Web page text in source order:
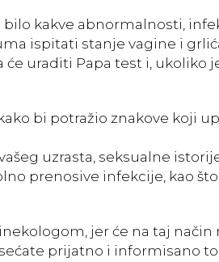
kakve abnormalnosti,
ispitati stanje vagine i
uraditi Papa test i, ukoliko
bi potražio znakove koji
uzrasta, seksualne
prenosive infekcije, kao što
jer će na taj način
prijatno i informisano